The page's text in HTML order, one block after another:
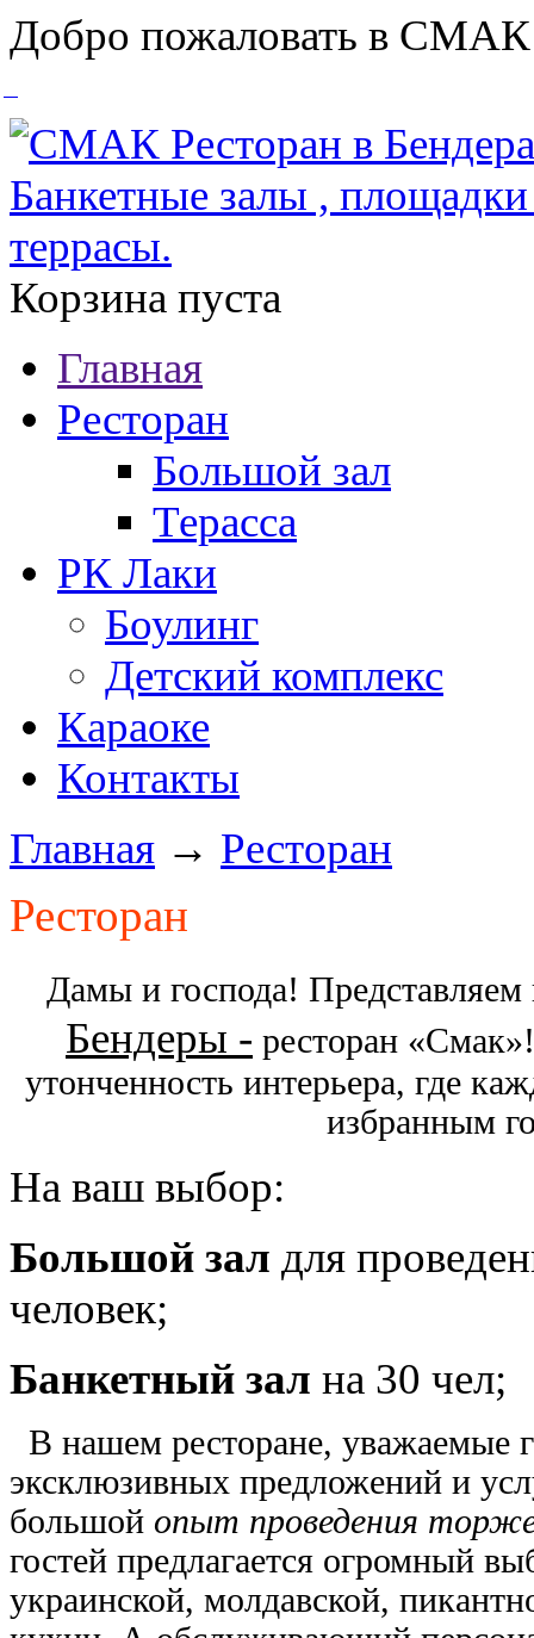
Добро пожаловать в
Корзина пуста
Главная
Ресторан
Большой зал
Терасса
РК Лаки
Боулинг
Детский комплекс
Караоке
Контакты
Главная → Ресторан
Ресторан
Дамы и господа!
Бендеры - ресторан
утонченность интерьера, где
избранным
На ваш выбор:
Большой зал для
человек;
Банкетный зал на 30 чел;
В нашем ресторане, уважаемые
эксклюзивных предложений и
большой опыт проведения
гостей предлагается огромный
украинской, молдавской,